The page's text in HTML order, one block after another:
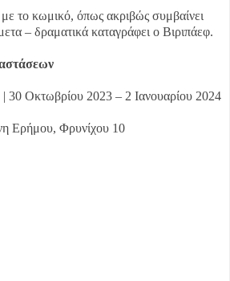
το κωμικό, όπως ακριβώς συμβαίνει
– δραματικά καταγράφει ο Βιριπάεφ.
30 Οκτωβρίου 2023 – 2 Ιανουαρίου 2024
Φρυνίχου 10